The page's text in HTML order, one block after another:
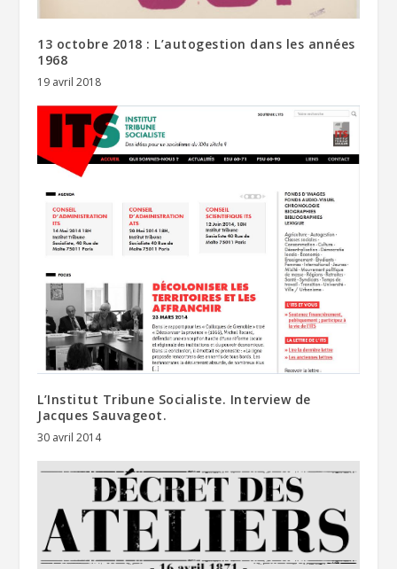
13 octobre 2018 : L’autogestion dans les années
1968
19 avril 2018
L’Institut Tribune Socialiste. Interview de
Jacques Sauvageot.
30 avril 2014